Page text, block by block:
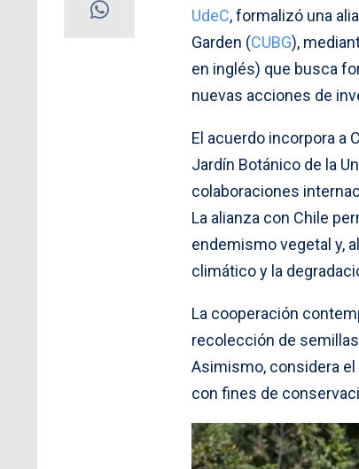
UdeC, formalizó una
Garden (CUBG),
en inglés) que busca
nuevas acciones de
El acuerdo incorpora a
Jardín Botánico de la
colaboraciones
La alianza con Chile
endemismo vegetal y,
climático y la
La cooperación
recolección de
Asimismo, considera
con fines de